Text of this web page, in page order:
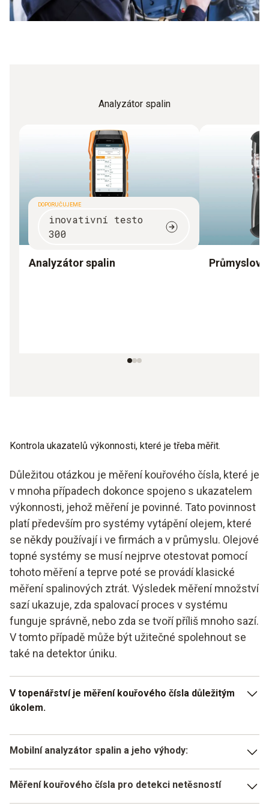
Analyzátor spalin
DOPORUČUJEME
inovativní testo
300
Analyzátor spalin
Kontrola ukazatelů výkonnosti, které je třeba měřit.
Důležitou otázkou je měření kouřového čísla, které je
v mnoha případech dokonce spojeno s ukazatelem
výkonnosti, jehož měření je povinné. Tato povinnost
platí především pro systémy vytápění olejem, které
se někdy používají i ve firmách a v průmyslu. Olejové
topné systémy se musí nejprve otestovat pomocí
tohoto měření a teprve poté se provádí klasické
měření spalinových ztrát. Výsledek měření množství
sazí ukazuje, zda spalovací proces v systému
funguje správně, nebo zda se tvoří příliš mnoho sazí.
V tomto případě může být užitečné spolehnout se
také na detektor úniku.
V topenářství je měření kouřového čísla důležitým
úkolem.
úkolem a je užitečné, pokud máte po ruce praktickou
zkoušečku kouřivosti. Počet sazí můžete měřit pomocí
manuálních nebo poloautomatických systémů. To však
Mobilní analyzátor spalin a jeho výhody:
Měření kouřového čísla pro detekci netěsností